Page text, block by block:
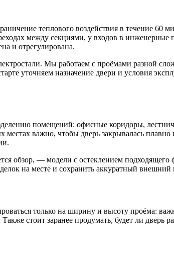
теплового воздействия в течение 60
между секциями, у входов в
и отрегулирована.
Мы работаем с проёмами разной
уточняем назначение двери и условия
помещений: офисные коридоры,
важно, чтобы дверь закрывалась
обзор, — модели с остеклением
на месте и сохранить аккуратный внешний
только на ширину и высоту проёма:
стоит заранее продумать, будет ли дверь